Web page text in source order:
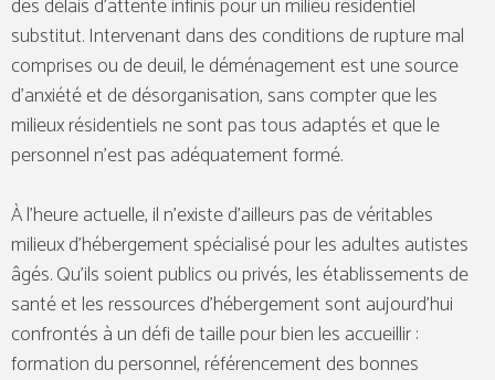
substitut. Intervenant dans des conditions de rupture mal
comprises ou de deuil, le déménagement est une source
d’anxiété et de désorganisation, sans compter que les
milieux résidentiels ne sont pas tous adaptés et que le
personnel n’est pas adéquatement formé.
À l’heure actuelle, il n’existe d’ailleurs pas de véritables
milieux d’hébergement spécialisé pour les adultes autistes
âgés. Qu’ils soient publics ou privés, les établissements de
santé et les ressources d’hébergement sont aujourd’hui
confrontés à un défi de taille pour bien les accueillir :
formation du personnel, référencement des bonnes